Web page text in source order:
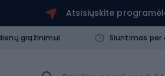
Atsisiųskite
grąžinimui Siuntimas per